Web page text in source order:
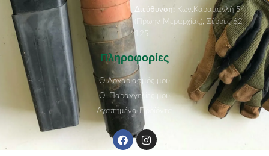
Διεύθυνση: Κων.Καραμανλή 54
(Πρώην Μεραρχίας), Σέρρες 62
125
Πληροφορίες
Ο Λογαριασμός μου
Οι Παραγγελίες μου
Αγαπημένα Προϊόντα